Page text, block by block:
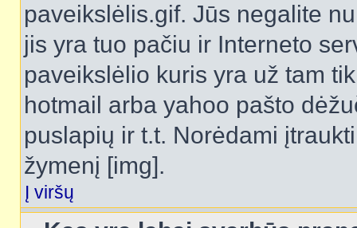
paveikslėlis.gif. Jūs negalite
jis yra tuo pačiu ir Interneto
paveikslėlio kuris yra už tam
hotmail arba yahoo pašto
puslapių ir t.t. Norėdami
žymenį [img].
Į viršų